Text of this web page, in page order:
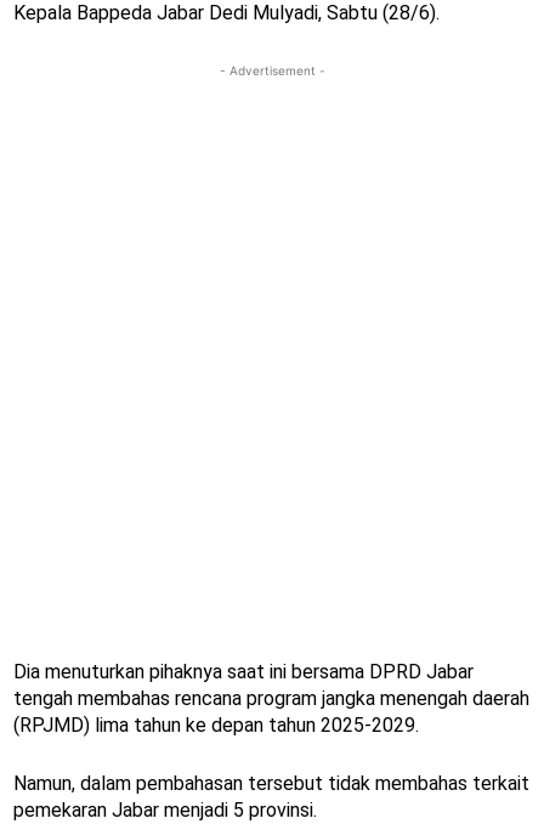
Kepala Bappeda Jabar Dedi Mulyadi, Sabtu (28/6).
- Advertisement -
Dia menuturkan pihaknya saat ini bersama DPRD Jabar
tengah membahas rencana program jangka menengah daerah
(RPJMD) lima tahun ke depan tahun 2025-2029.
Namun, dalam pembahasan tersebut tidak membahas terkait
pemekaran Jabar menjadi 5 provinsi.